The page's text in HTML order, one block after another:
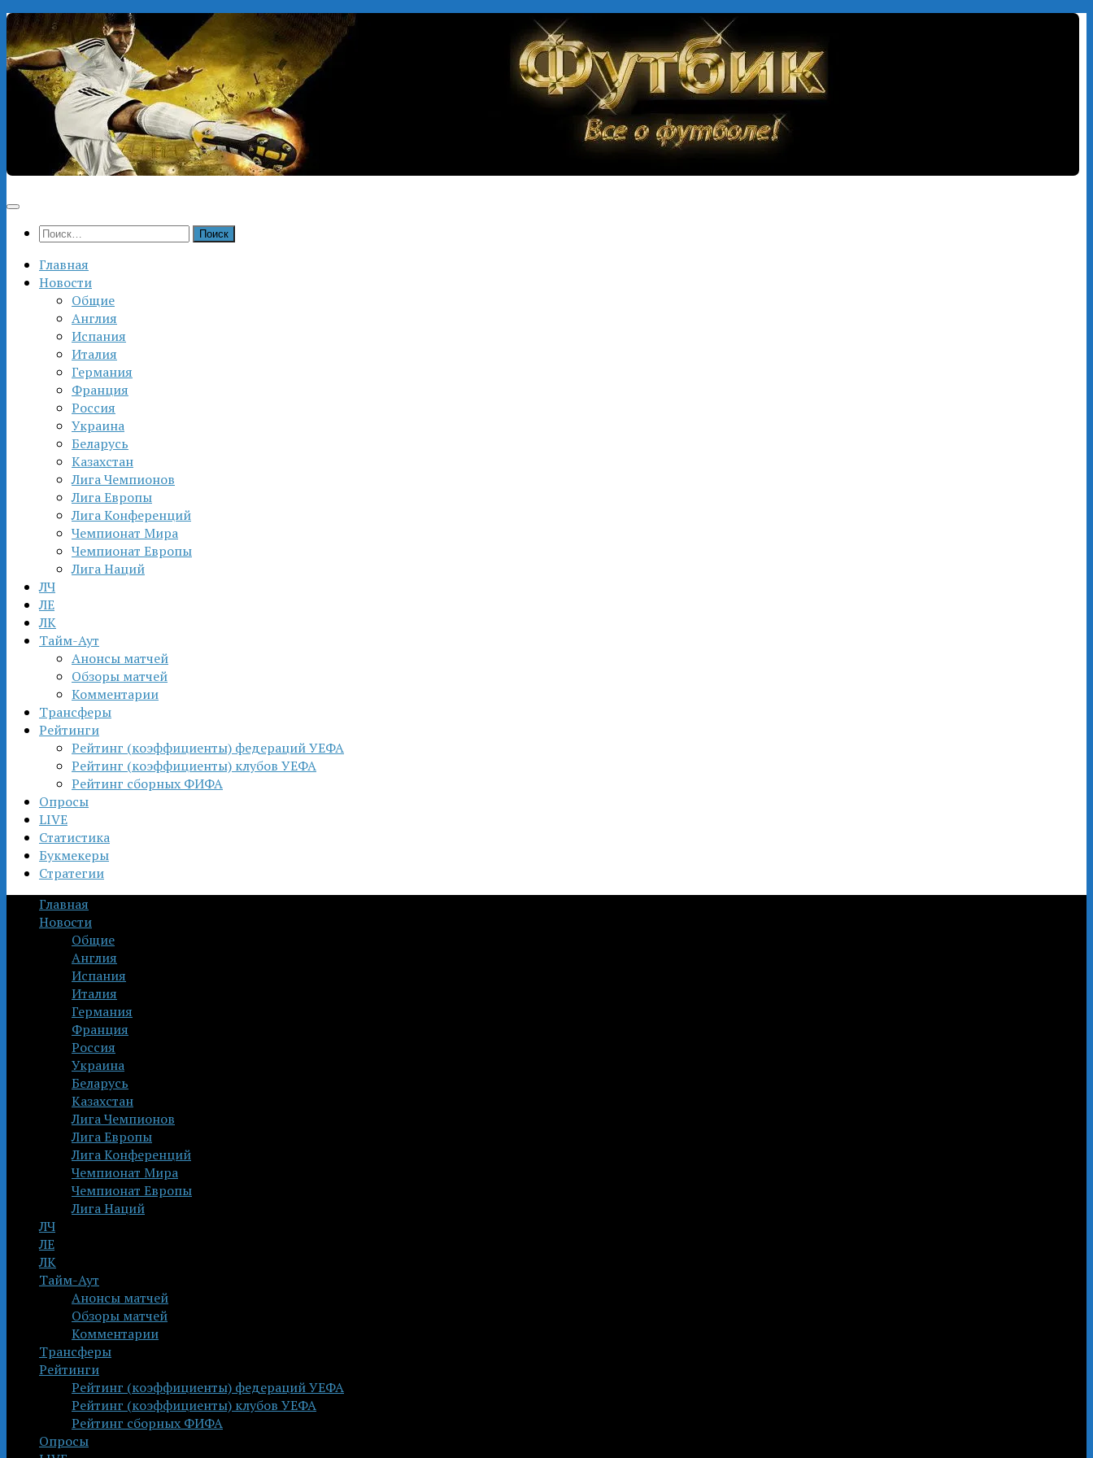
Перейти
к
содержимому
Найти:
Главная
Новости
Общие
Англия
Испания
Италия
Германия
Франция
Россия
Украина
Беларусь
Казахстан
Лига Чемпионов
Лига Европы
Лига Конференций
Чемпионат Мира
Чемпионат Европы
Лига Наций
ЛЧ
ЛЕ
ЛК
Тайм-Аут
Анонсы матчей
Обзоры матчей
Комментарии
Трансферы
Рейтинги
Рейтинг (коэффициенты) федераций УЕФА
Рейтинг (коэффициенты) клубов УЕФА
Рейтинг сборных ФИФА
Опросы
LIVE
Статистика
Букмекеры
Стратегии
Главная
Новости
Общие
Англия
Испания
Италия
Германия
Франция
Россия
Украина
Беларусь
Казахстан
Лига Чемпионов
Лига Европы
Лига Конференций
Чемпионат Мира
Чемпионат Европы
Лига Наций
ЛЧ
ЛЕ
ЛК
Тайм-Аут
Анонсы матчей
Обзоры матчей
Комментарии
Трансферы
Рейтинги
Рейтинг (коэффициенты) федераций УЕФА
Рейтинг (коэффициенты) клубов УЕФА
Рейтинг сборных ФИФА
Опросы